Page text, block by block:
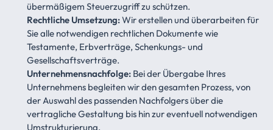
übermäßigem Steuerzugriff zu schützen.
Rechtliche Umsetzung:Wir erstellen und überarbeiten für
Sie alle notwendigen rechtlichen Dokumente wie
Testamente, Erbverträge, Schenkungs- und
Gesellschaftsverträge.
Unternehmensnachfolge: Bei der Übergabe Ihres
Unternehmens begleiten wir den gesamten Prozess, von
der Auswahl des passenden Nachfolgers über die
vertragliche Gestaltung bis hin zur eventuell notwendigen
Umstrukturierung.